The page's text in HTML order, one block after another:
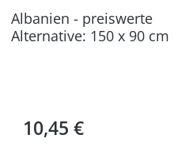
Albanien - preiswerte
Alternative: 150 x 90 cm
Regulärer Preis:
10,45 €